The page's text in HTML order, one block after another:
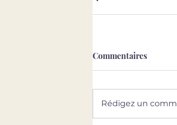
Commentaires
Rédigez un